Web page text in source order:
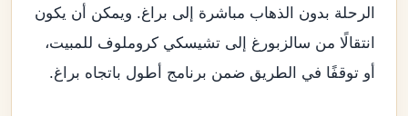
الرحلة بدون الذهاب مباشرة إلى براغ. ويمكن أن يكون
انتقالًا من سالزبورغ إلى تشيسكي كروملوف للمبيت،
أو توقفًا في الطريق ضمن برنامج أطول باتجاه براغ.